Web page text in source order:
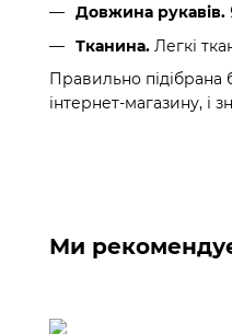
Довжина рукавів.
Тканина. Легкі
Правильно
інтернет-магазину, і
Ми